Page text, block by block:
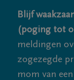
Blijf
(poging tot
meldingen
zogezegde
mom van